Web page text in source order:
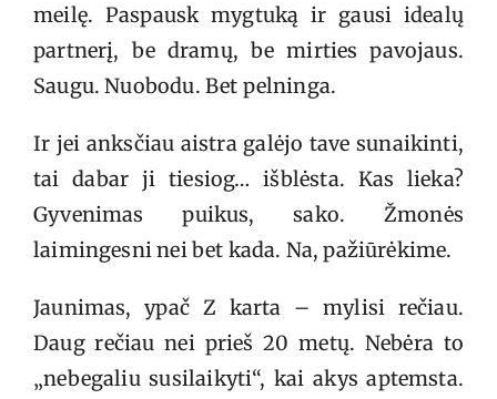
meilę. Paspausk mygtuką ir gausi idealų
partnerį, be dramų, be mirties pavojaus.
Saugu. Nuobodu. Bet pelninga.
Ir jei anksčiau aistra galėjo tave sunaikinti,
tai dabar ji tiesiog… išblėsta. Kas lieka?
Gyvenimas puikus, sako. Žmonės
laimingesni nei bet kada. Na, pažiūrėkime.
Jaunimas, ypač Z karta – mylisi rečiau.
Daug rečiau nei prieš 20 metų. Nebėra to
„nebegaliu susilaikyti“, kai akys aptemsta.